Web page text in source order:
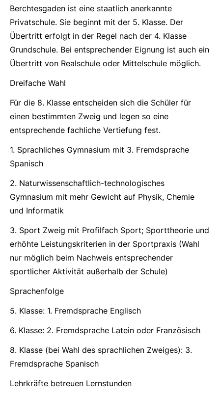
Berchtesgaden ist eine staatlich anerkannte
Privatschule. Sie beginnt mit der 5. Klasse. Der
Übertritt erfolgt in der Regel nach der 4. Klasse
Grundschule. Bei entsprechender Eignung ist auch ein
Übertritt von Realschule oder Mittelschule möglich.
Dreifache Wahl
Für die 8. Klasse entscheiden sich die Schüler für
einen bestimmten Zweig und legen so eine
entsprechende fachliche Vertiefung fest.
1. Sprachliches Gymnasium mit 3. Fremdsprache
Spanisch
2. Naturwissenschaftlich-technologisches
Gymnasium mit mehr Gewicht auf Physik, Chemie
und Informatik
3. Sport Zweig mit Profilfach Sport; Sporttheorie und
erhöhte Leistungskriterien in der Sportpraxis (Wahl
nur möglich beim Nachweis entsprechender
sportlicher Aktivität außerhalb der Schule)
Sprachenfolge
5. Klasse: 1. Fremdsprache Englisch
6. Klasse: 2. Fremdsprache Latein oder Französisch
8. Klasse (bei Wahl des sprachlichen Zweiges): 3.
Fremdsprache Spanisch
Lehrkräfte betreuen Lernstunden